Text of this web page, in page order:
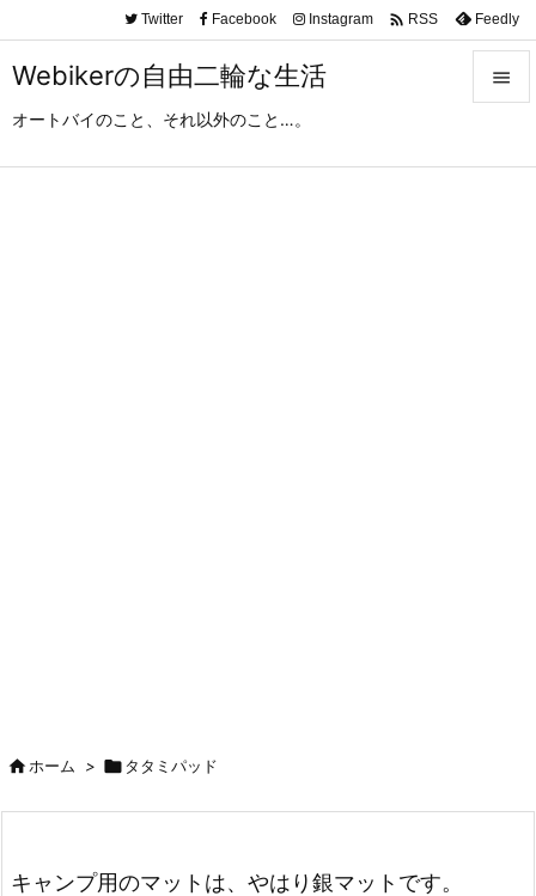
Webikerの自由二輪な生活
オートバイのこと、それ以外のこと…。

Twitter Facebook Instagram  RSS Feedly
ホーム > タタミパッド
キャンプ用のマットは、やはり銀マットです。